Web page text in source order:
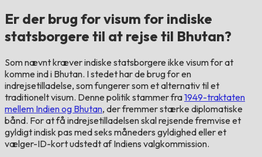
Er der brug for visum for indiske
statsborgere til at rejse til Bhutan?
Som nævnt kræver indiske statsborgere ikke visum for at
komme ind i Bhutan. I stedet har de brug for en
indrejsetilladelse, som fungerer som et alternativ til et
traditionelt visum. Denne politik stammer fra1949-traktaten
mellem Indien og Bhutan, der fremmer stærke diplomatiske
bånd. For at få indrejsetilladelsen skal rejsende fremvise et
gyldigt indisk pas med seks måneders gyldighed eller et
vælger-ID-kort udstedt af Indiens valgkommission.